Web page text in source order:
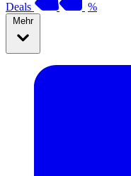
Deals %
Mehr